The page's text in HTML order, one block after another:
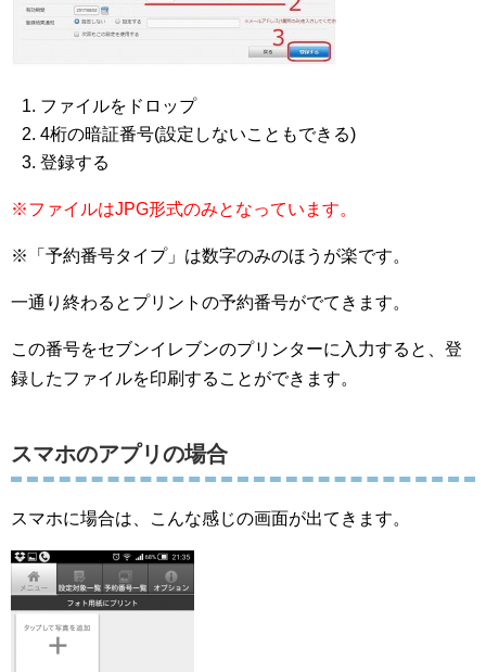
ファイルをドロップ
4桁の暗証番号(設定しないこともできる)
登録する
※ファイルはJPG形式のみとなっています。
※「予約番号タイプ」は数字のみのほうが楽です。
一通り終わるとプリントの予約番号がでてきます。
この番号をセブンイレブンのプリンターに入力すると、登
録したファイルを印刷することができます。
スマホのアプリの場合
スマホに場合は、こんな感じの画面が出てきます。